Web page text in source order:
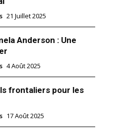
21 Juillet 2025
Anderson : Une
4 Août 2025
frontaliers pour les
17 Août 2025